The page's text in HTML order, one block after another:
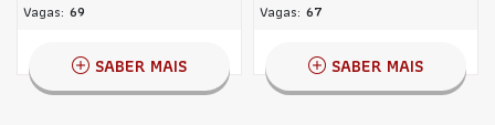
Vagas: 69
SABER MAIS
Vagas: 67
SABER MAIS